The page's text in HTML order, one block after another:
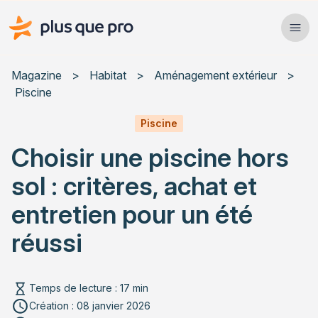
Plus que pro Mag'
Habitat
Actualités
Rechercher un article
Magazine > Habitat > Aménagement extérieur
>
Piscine
Piscine
Choisir une piscine hors
sol : critères, achat et
entretien pour un été
réussi
Temps de lecture : 17 min
Création : 08 janvier 2026